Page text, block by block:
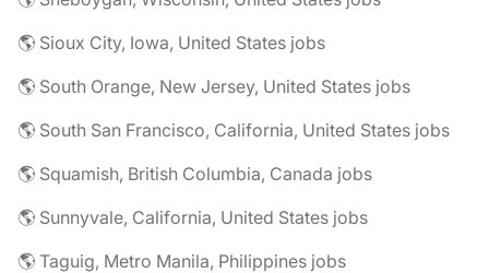
🌎 Sioux City, Iowa, United States jobs
🌎 South Orange, New Jersey, United States jobs
🌎 South San Francisco, California, United States jobs
🌎 Squamish, British Columbia, Canada jobs
🌎 Sunnyvale, California, United States jobs
🌎 Taguig, Metro Manila, Philippines jobs